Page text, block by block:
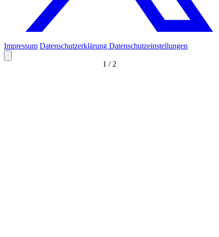
1 / 2
Impressum Datenschutzerklärung Datenschutzeinstellungen